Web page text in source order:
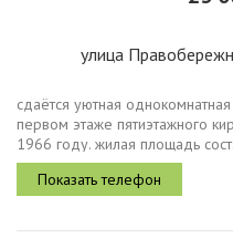
улица
сдаётся уютная
первом этаже пятиэтажного
1966 году. жилая площадь
отличное предложение для
аренду.в...